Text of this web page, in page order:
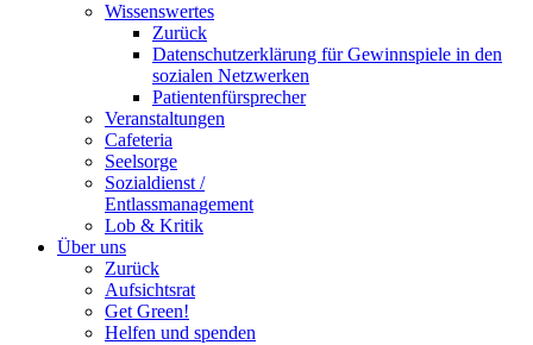
Wissenswertes
Zurück
Datenschutzerklärung für Gewinnspiele in den
sozialen Netzwerken
Patientenfürsprecher
Veranstaltungen
Cafeteria
Seelsorge
Sozialdienst /
Entlassmanagement
Lob & Kritik
Über uns
Zurück
Aufsichtsrat
Get Green!
Helfen und spenden